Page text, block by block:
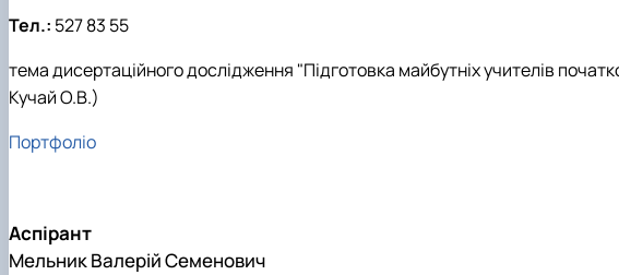
Тел.: 527 83 55
тема дисертаційного дослідження "Підготовка майбутніх учителів
Кучай О.В.)
Портфоліо
Аспірант
Мельник Валерій Семенович